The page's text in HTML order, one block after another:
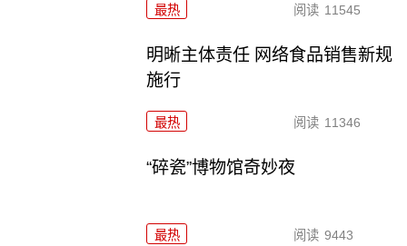
最热 阅读 11545
明晰主体责任 网络食品销售新规
施行
最热 阅读 11346
“碎瓷”博物馆奇妙夜
最热 阅读 9443